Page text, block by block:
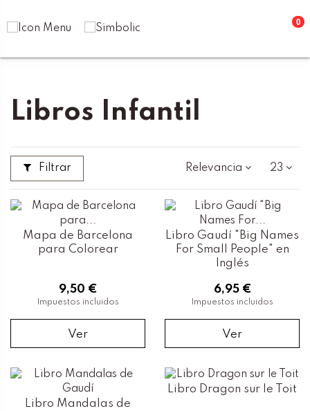
0
Libros Infantil
Filtrar Relevancia 23
Mapa de Barcelona
para Colorear
9,50 €
Impuestos incluidos
Ver
Libro Gaudí "Big Names
For Small People" en
Inglés
6,95 €
Impuestos incluidos
Ver
Libro Mandalas de
Libro Dragon sur le Toit